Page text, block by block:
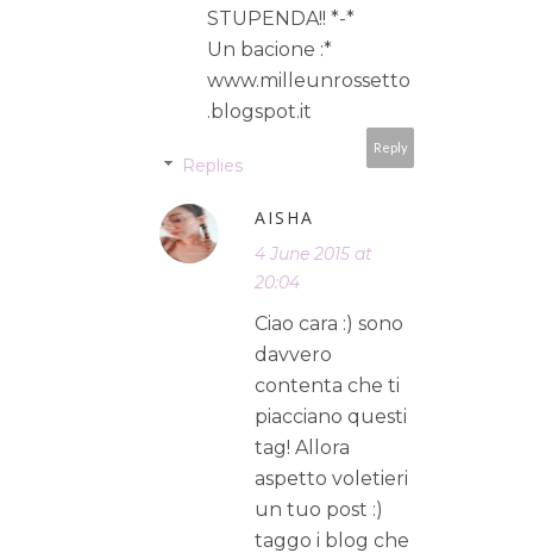
STUPENDA!! *-*
Un bacione :*
www.milleunrossetto
.blogspot.it
Reply
Replies
AISHA
4 June 2015 at
20:04
Ciao cara :) sono
davvero
contenta che ti
piacciano questi
tag! Allora
aspetto voletieri
un tuo post :)
taggo i blog che